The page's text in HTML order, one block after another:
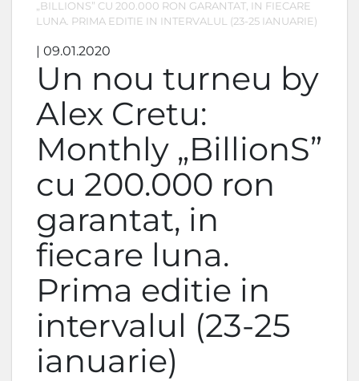
„BILLIONS” CU 200.000 RON GARANTAT, IN FIECARE
LUNA. PRIMA EDITIE IN INTERVALUL (23-25 IANUARIE)
| 09.01.2020
Un nou turneu by
Alex Cretu:
Monthly „BillionS”
cu 200.000 ron
garantat, in
fiecare luna.
Prima editie in
intervalul (23-25
ianuarie)